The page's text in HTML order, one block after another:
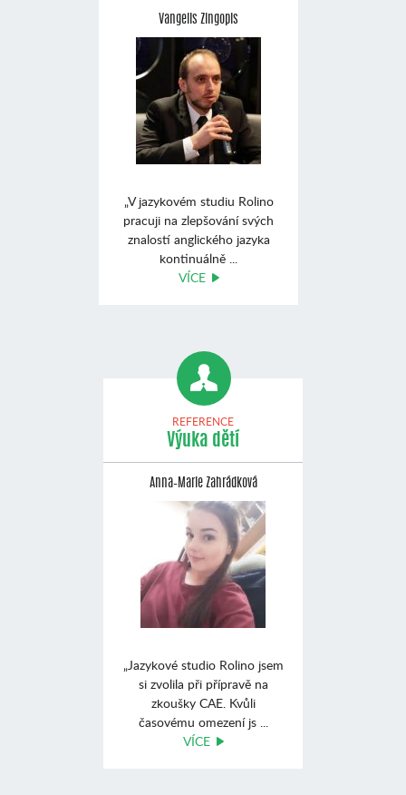
Vangelis Zingopis
„V jazykovém studiu Rolino
pracuji na zlepšování svých
znalostí anglického jazyka
kontinuálně ...
VÍCE
REFERENCE
Výuka dětí
Anna–Marie Zahrádková
„Jazykové studio Rolino jsem
si zvolila při přípravě na
zkoušky CAE. Kvůli
časovému omezení js ...
VÍCE